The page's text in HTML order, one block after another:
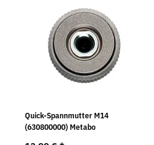
Quick-Spannmutter M14
(630800000) Metabo